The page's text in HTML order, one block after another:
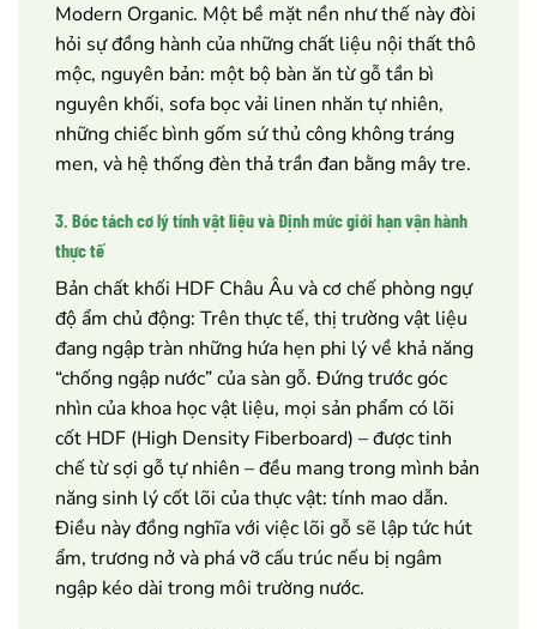
Modern Organic. Một bề mặt nền như thế này đòi
hỏi sự đồng hành của những chất liệu nội thất thô
mộc, nguyên bản: một bộ bàn ăn từ gỗ tần bì
nguyên khối, sofa bọc vải linen nhăn tự nhiên,
những chiếc bình gốm sứ thủ công không tráng
men, và hệ thống đèn thả trần đan bằng mây tre.
3. Bóc tách cơ lý tính vật liệu và Định mức giới hạn vận hành
thực tế
Bản chất khối HDF Châu Âu và cơ chế phòng ngự
độ ẩm chủ động: Trên thực tế, thị trường vật liệu
đang ngập tràn những hứa hẹn phi lý về khả năng
“chống ngập nước” của sàn gỗ. Đứng trước góc
nhìn của khoa học vật liệu, mọi sản phẩm có lõi
cốt HDF (High Density Fiberboard) – được tinh
chế từ sợi gỗ tự nhiên – đều mang trong mình bản
năng sinh lý cốt lõi của thực vật: tính mao dẫn.
Điều này đồng nghĩa với việc lõi gỗ sẽ lập tức hút
ẩm, trương nở và phá vỡ cấu trúc nếu bị ngâm
ngập kéo dài trong môi trường nước.